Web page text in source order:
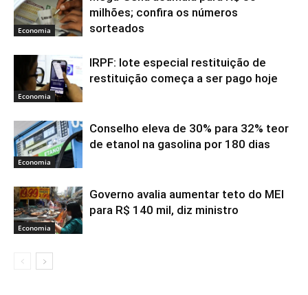
Economia
milhões; confira os números
sorteados
Economia
IRPF: lote especial restituição de
restituição começa a ser pago hoje
Economia
Conselho eleva de 30% para 32% teor
de etanol na gasolina por 180 dias
Economia
Governo avalia aumentar teto do MEI
para R$ 140 mil, diz ministro